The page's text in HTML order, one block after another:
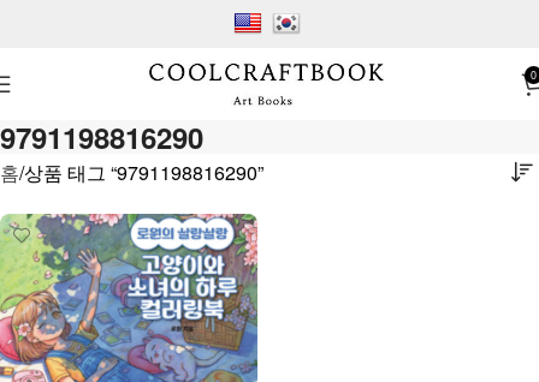
0
9791198816290
홈 상품 태그 “9791198816290”